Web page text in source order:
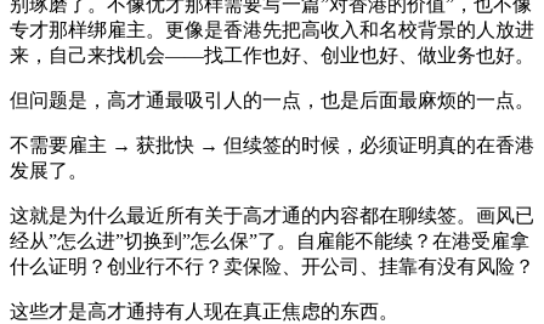
别琢磨了。不像优才那样需要写一篇”对香港的价值”，也不像
专才那样绑雇主。更像是香港先把高收入和名校背景的人放进
来，自己来找机会——找工作也好、创业也好、做业务也好。
但问题是，高才通最吸引人的一点，也是后面最麻烦的一点。
不需要雇主 → 获批快 → 但续签的时候，必须证明真的在香港
发展了。
这就是为什么最近所有关于高才通的内容都在聊续签。画风已
经从”怎么进”切换到”怎么保”了。自雇能不能续？在港受雇拿
什么证明？创业行不行？卖保险、开公司、挂靠有没有风险？
这些才是高才通持有人现在真正焦虑的东西。